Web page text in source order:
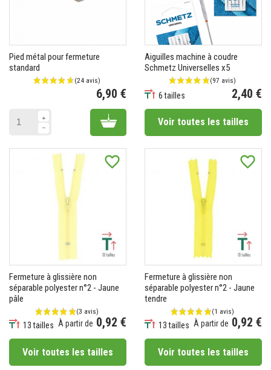
Pied métal pour fermeture
standard
6,90 €
Add to cart
Aiguilles machine à coudre
Schmetz Universelles x5
6 tailles 2,40 €
Voir toutes les tailles
favorite_border
Fermeture à glissière non
séparable polyester n°2 - Jaune
pâle
13 tailles À partir de 0,92 €
Voir toutes les tailles
favorite_border
Fermeture à glissière non
séparable polyester n°2 - Jaune
tendre
13 tailles À partir de 0,92 €
Voir toutes les tailles